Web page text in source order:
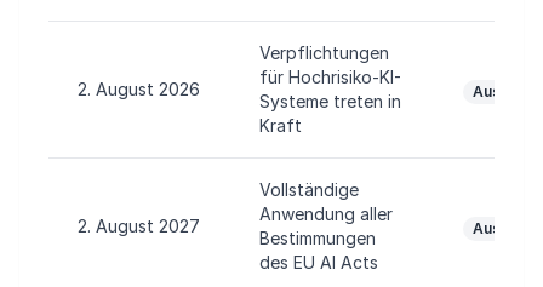
2. August 2026
Verpflichtungen
für Hochrisiko-KI-
Systeme treten in
Kraft
2. August 2027
Vollständige
Anwendung aller
Bestimmungen
des EU AI Acts